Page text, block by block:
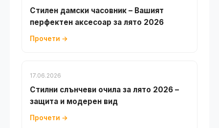
Стилен дамски часовник – Вашият
перфектен аксесоар за лято 2026
Прочети →
17.06.2026
Стилни слънчеви очила за лято 2026 –
защита и модерен вид
Прочети →